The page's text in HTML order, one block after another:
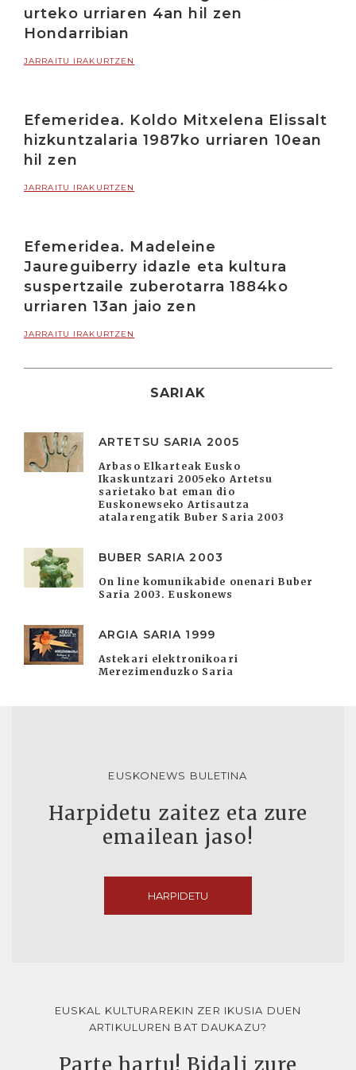
urteko urriaren 4an hil zen
Hondarribian
JARRAITU IRAKURTZEN
Efemeridea. Koldo Mitxelena Elissalt
hizkuntzalaria 1987ko urriaren 10ean
hil zen
JARRAITU IRAKURTZEN
Efemeridea. Madeleine
Jaureguiberry idazle eta kultura
suspertzaile zuberotarra 1884ko
urriaren 13an jaio zen
JARRAITU IRAKURTZEN
SARIAK
ARTETSU SARIA 2005
Arbaso Elkarteak Eusko
Ikaskuntzari 2005eko Artetsu
sarietako bat eman dio
Euskonewseko Artisautza
atalarengatik Buber Saria 2003
BUBER SARIA 2003
On line komunikabide onenari Buber
Saria 2003. Euskonews
ARGIA SARIA 1999
Astekari elektronikoari
Merezimenduzko Saria
EUSKONEWS BULETINA
Harpidetu zaitez eta zure
emailean jaso!
HARPIDETU
EUSKAL KULTURAREKIN ZER IKUSIA DUEN
ARTIKULUREN BAT DAUKAZU?
Parte hartu! Bidali zure